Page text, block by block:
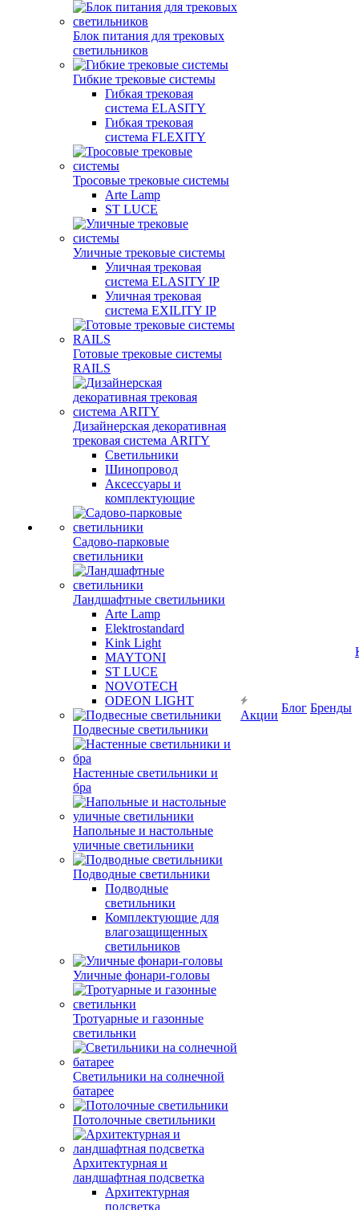
Блок питания для трековых
светильников
Гибкие трековые системы
Гибкая трековая
система ELASITY
Гибкая трековая
система FLEXITY
Тросовые трековые системы
Arte Lamp
ST LUCE
Уличные трековые системы
Уличная трековая
система ELASITY IP
Уличная трековая
система EXILITY IP
Готовые трековые системы
RAILS
Дизайнерская декоративная
трековая система ARITY
Светильники
Шинопровод
Аксессуары и
комплектующие
Садово-парковые
светильники
Ландшафтные светильники
Arte Lamp
Elektrostandard
Kink Light
MAYTONI
ST LUCE
NOVOTECH
ODEON LIGHT
Подвесные светильники
Настенные светильники и
бра
Напольные и настольные
уличные светильники
Подводные светильники
Подводные
светильники
Комплектующие для
влагозащищенных
светильников
Уличные фонари-головы
Тротуарные и газонные
светильнки
Светильники на солнечной
батарее
Потолочные светильники
Архитектурная и
ландшафтная подсветка
Архитектурная
подсветка
Акции
Блог Бренды